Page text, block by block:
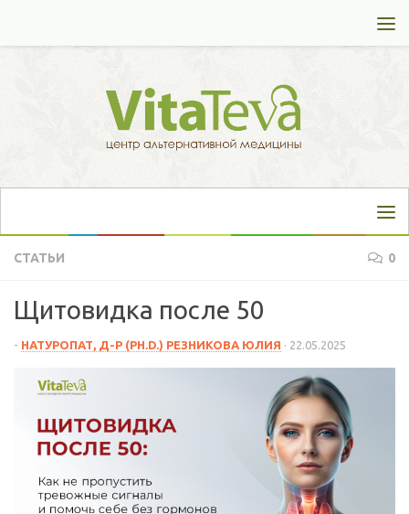
СТАТЬИ 0
Щитовидка после 50
- НАТУРОПАТ, Д-Р (PH.D.) РЕЗНИКОВА ЮЛИЯ · 22.05.2025